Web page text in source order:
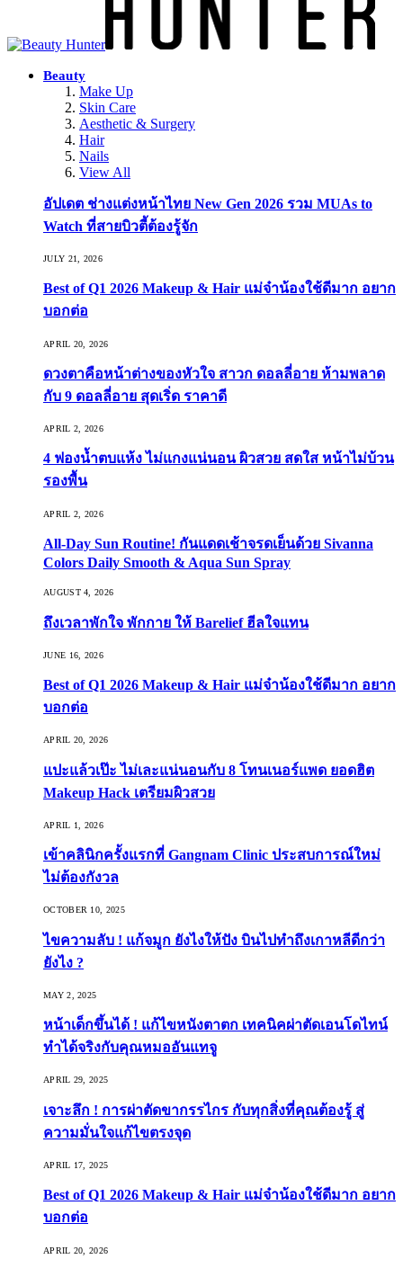
Beauty
Make Up
Skin Care
Aesthetic & Surgery
Hair
Nails
View All
อัปเดต ช่างแต่งหน้าไทย New Gen 2026 รวม MUAs to
Watch ที่สายบิวตี้ต้องรู้จัก
JULY 21, 2026
Best of Q1 2026 Makeup & Hair แม่จ๋าน้องใช้ดีมาก อยาก
บอกต่อ
APRIL 20, 2026
ดวงตาคือหน้าต่างของหัวใจ สาวก ดอลลี่อาย ห้ามพลาด
กับ 9 ดอลลี่อาย สุดเริ่ด ราคาดี
APRIL 2, 2026
4 ฟองน้ำตบแห้ง ไม่แกงแน่นอน ผิวสวย สดใส หน้าไม่บ้วน
รองพื้น
APRIL 2, 2026
All-Day Sun Routine! กันแดดเช้าจรดเย็นด้วย Sivanna
Colors Daily Smooth & Aqua Sun Spray
AUGUST 4, 2026
ถึงเวลาพักใจ พักกาย ให้ Barelief ฮีลใจแทน
JUNE 16, 2026
Best of Q1 2026 Makeup & Hair แม่จ๋าน้องใช้ดีมาก อยาก
บอกต่อ
APRIL 20, 2026
แปะแล้วเป๊ะ ไม่เละแน่นอนกับ 8 โทนเนอร์แพด ยอดฮิต
Makeup Hack เตรียมผิวสวย
APRIL 1, 2026
เข้าคลินิกครั้งแรกที่ Gangnam Clinic ประสบการณ์ใหม่
ไม่ต้องกังวล
OCTOBER 10, 2025
ไขความลับ ! แก้จมูก ยังไงให้ปัง บินไปทำถึงเกาหลีดีกว่า
ยังไง ?
MAY 2, 2025
หน้าเด็กขึ้นได้ ! แก้ไขหนังตาตก เทคนิคผ่าตัดเอนโดไทน์
ทำได้จริงกับคุณหมออันแทจู
APRIL 29, 2025
เจาะลึก ! การผ่าตัดขากรรไกร กับทุกสิ่งที่คุณต้องรู้ สู่
ความมั่นใจแก้ไขตรงจุด
APRIL 17, 2025
Best of Q1 2026 Makeup & Hair แม่จ๋าน้องใช้ดีมาก อยาก
บอกต่อ
APRIL 20, 2026